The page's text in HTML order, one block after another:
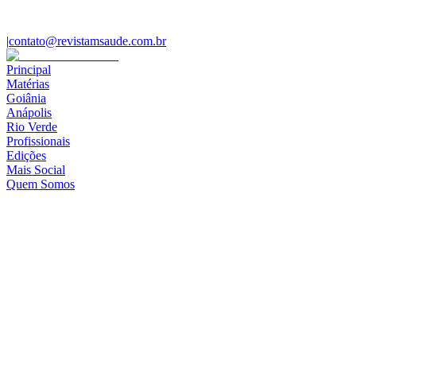
|contato@revistamsaude.com.br
Principal
Matérias
Goiânia
Anápolis
Rio Verde
Profissionais
Edições
Mais Social
Quem Somos